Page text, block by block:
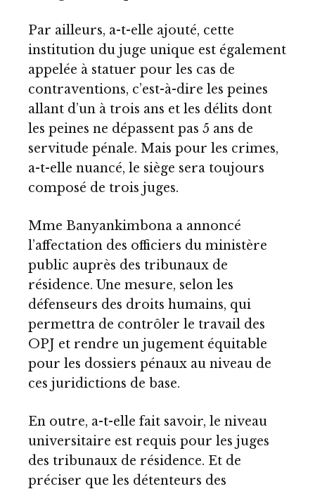
Par ailleurs, a-t-elle ajouté, cette
institution du juge unique est également
appelée à statuer pour les cas de
contraventions, c’est-à-dire les peines
allant d’un à trois ans et les délits dont
les peines ne dépassent pas 5 ans de
servitude pénale. Mais pour les crimes,
a-t-elle nuancé, le siège sera toujours
composé de trois juges.
Mme Banyankimbona a annoncé
l’affectation des officiers du ministère
public auprès des tribunaux de
résidence. Une mesure, selon les
défenseurs des droits humains, qui
permettra de contrôler le travail des
OPJ et rendre un jugement équitable
pour les dossiers pénaux au niveau de
ces juridictions de base.
En outre, a-t-elle fait savoir, le niveau
universitaire est requis pour les juges
des tribunaux de résidence. Et de
préciser que les détenteurs des